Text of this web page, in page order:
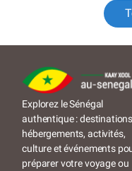
Explorez le Sénégal
authentique :
hébergements, activités,
culture et événements
préparer votre voyage ou